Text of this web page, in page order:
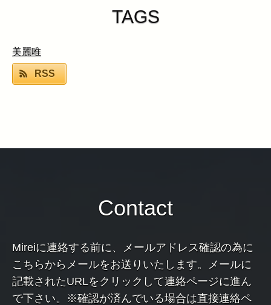
TAGS
美麗唯
RSS
Contact
Mireiに連絡する前に、メールアドレス確認の為に
こちらからメールをお送りいたします。メールに
記載されたURLをクリックして連絡ページに進ん
で下さい。※確認が済んでいる場合は直接連絡ペ